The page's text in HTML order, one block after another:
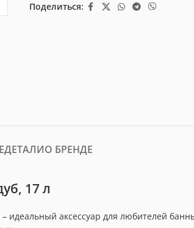
Поделиться:
ДЕТАЛИО БРЕНДЕ
17 л
идеальный аксессуар для любителей